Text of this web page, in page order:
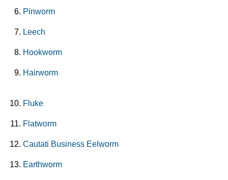
Pinworm
Leech
Hookworm
Hairworm
Fluke
Flatworm
Cautati Business Eelworm
Earthworm